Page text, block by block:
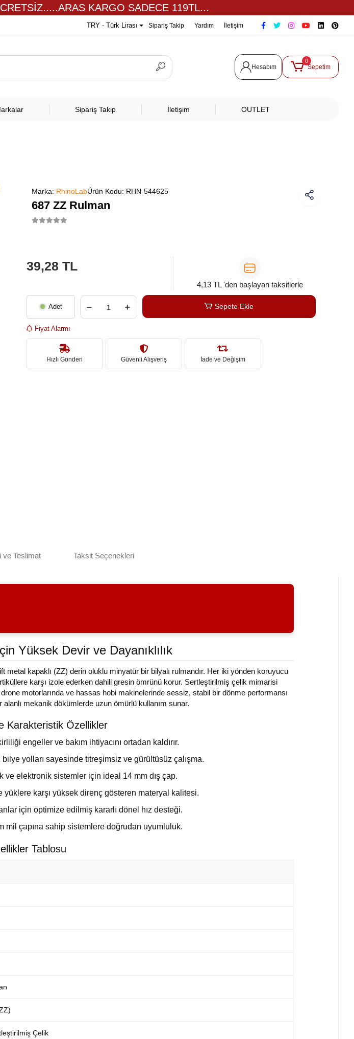
KARGO SADECE 119TL...
TRY - Türk Lirası Sipariş Takip Yardım İletişim
Hesabım
0
Sepetim
Sipariş Takip İletişim OUTLET
Marka: RhinoLabÜrün Kodu: RHN-544625
687 ZZ Rulman
39,28 TL
4,13 TL 'den başlayan taksitlerle
Adet Sepete Ekle
Fiyat Alarmı
Hızlı Gönderi Güvenli Alışveriş İade ve Değişim
ve Teslimat Taksit Seçenekleri
Yüksek Devir ve Dayanıklılık
kapaklı (ZZ) derin oluklu minyatür bir bilyalı rulmandır. Her iki yönden koruyucu
karşı izole ederken dahili gresin ömrünü korur. Sertleştirilmiş çelik mimarisi
motorlarında ve hassas hobi makinelerinde sessiz, stabil bir dönme performansı
alanlı mekanik dökümlerde uzun ömürlü kullanım sunar.
Karakteristik Özellikler
engeller ve bakım ihtiyacını ortadan kaldırır.
yolları sayesinde titreşimsiz ve gürültüsüz çalışma.
ve elektronik sistemler için ideal 14 mm dış çap.
karşı yüksek direnç gösteren materyal kalitesi.
için optimize edilmiş kararlı dönel hız desteği.
mil çapına sahip sistemlere doğrudan uyumluluk.
Tablosu
Çelik